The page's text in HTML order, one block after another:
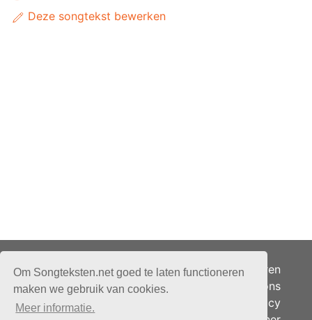
Om Songteksten.net goed te laten functioneren
maken we gebruik van cookies.
Meer informatie.
Deze songtekst bewerken
Adverteren
Over ons
Je privacy